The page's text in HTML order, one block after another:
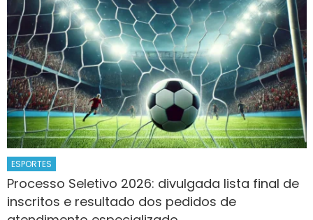
ESPORTES
Processo Seletivo 2026: divulgada lista final de
inscritos e resultado dos pedidos de